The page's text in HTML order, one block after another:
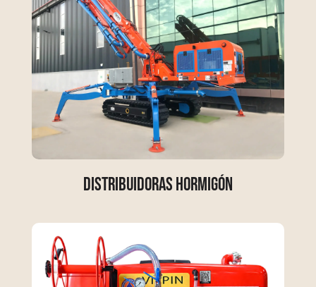
Distribuidoras Hormigón